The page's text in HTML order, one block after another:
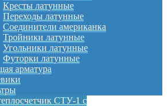
Кресты латунные
Переходы латунные
Соединители американка
Тройники латунные
Угольники латунные
Футорки латунные
арматура
СТУ-1 с